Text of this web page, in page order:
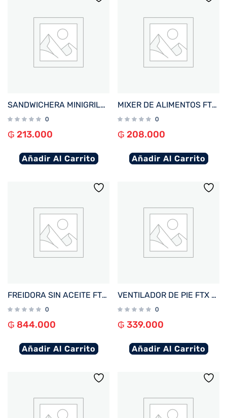
SANDWICHERA MINIGRILL FTX 750W 220V MIXTERA/ WAFLERA SM2-750
0
₲ 213.000
Añadir Al Carrito
MIXER DE ALIMENTOS FTX 1000W 220V 3 EN 1 CON VASO INOX HB2-01
0
₲ 208.000
Añadir Al Carrito
FREIDORA SIN ACEITE FTX AF2-12V1 ELITE 12L 1800W 220V NEGRO DIGITAL
0
₲ 844.000
Añadir Al Carrito
VENTILADOR DE PIE FTX 3 VEL BRISA 60W 220V METAL/NEGRO FS-40MF
0
₲ 339.000
Añadir Al Carrito